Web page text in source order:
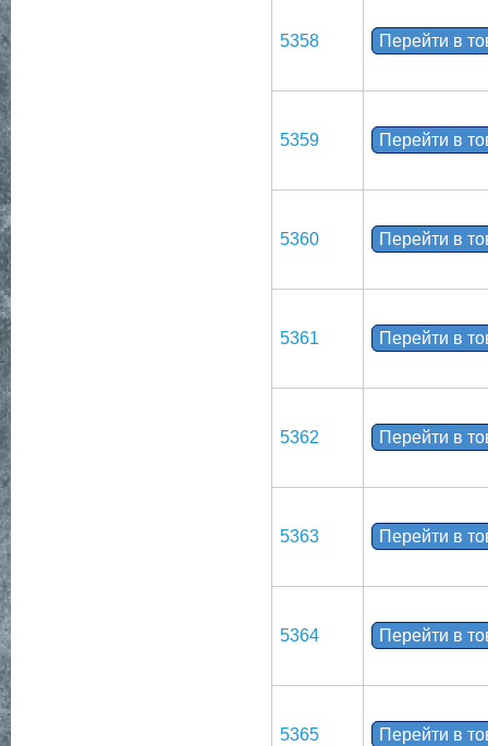
5358 Перейти в
5359 Перейти в
5360 Перейти в
5361 Перейти в
5362 Перейти в
5363 Перейти в
5364 Перейти в
5365 Перейти в